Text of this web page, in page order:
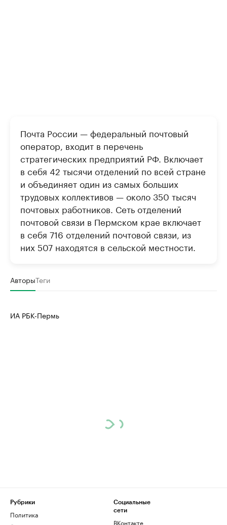
Почта России — федеральный почтовый
оператор, входит в перечень
стратегических предприятий РФ. Включает
в себя 42 тысячи отделений по всей стране
и объединяет один из самых больших
трудовых коллективов — около 350 тысяч
почтовых работников. Сеть отделений
почтовой связи в Пермском крае включает
в себя 716 отделений почтовой связи, из
них 507 находятся в сельской местности.
АвторыТеги
ИА РБК-Пермь
Рубрики
Политика
Социальные
сети
ВКонтакте